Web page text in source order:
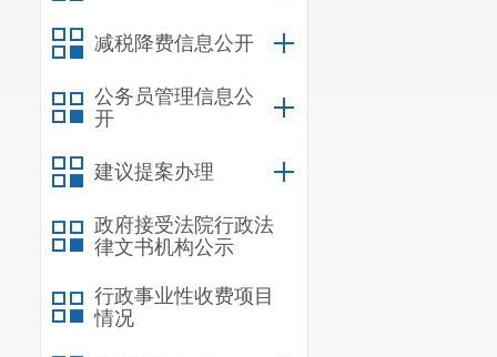
减税降费信息公开
公务员管理信息公
开
建议提案办理
政府接受法院行政法
律文书机构公示
行政事业性收费项目
情况